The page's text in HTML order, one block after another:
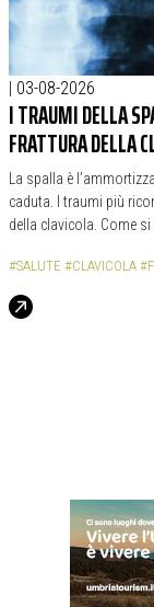
| 03-08-2026
I TRAUMI DELLA
FRATTURA DELLA
La spalla è
caduta. I traumi più
della clavicola. Come si
#SALUTE #CLAVICOLA